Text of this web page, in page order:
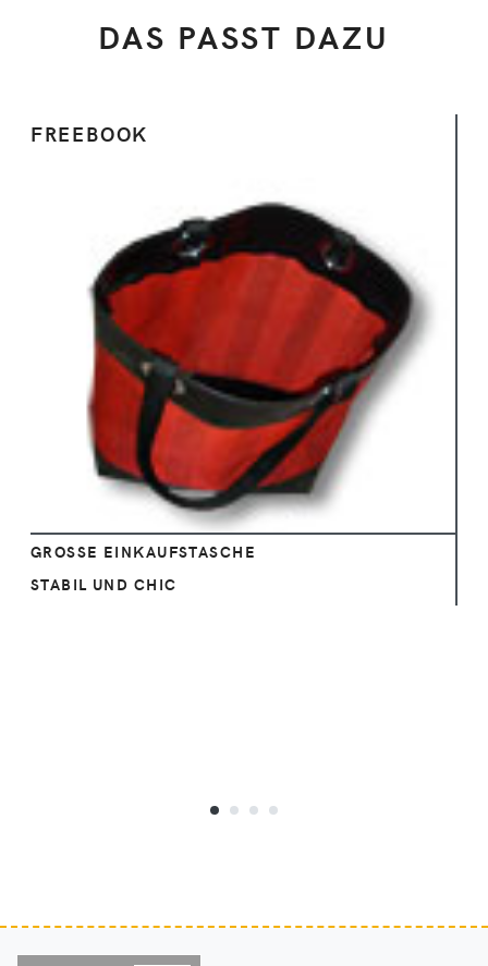
DAS PASST DAZU
FREEBOOK
GROSSE EINKAUFSTASCHE
STABIL UND CHIC